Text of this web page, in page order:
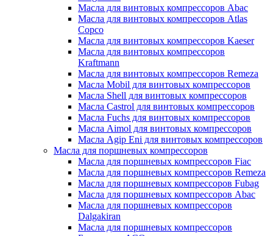
Масла для винтовых компрессоров Abac
Масла для винтовых компрессоров Atlas
Copco
Масла для винтовых компрессоров Kaeser
Масла для винтовых компрессоров
Kraftmann
Масла для винтовых компрессоров Remeza
Масла Mobil для винтовых компрессоров
Масла Shell для винтовых компрессоров
Масла Castrol для винтовых компрессоров
Масла Fuchs для винтовых компрессоров
Масла Aimol для винтовых компрессоров
Масла Agip Eni для винтовых компрессоров
Масла для поршневых компрессоров
Масла для поршневых компрессоров Fiac
Масла для поршневых компрессоров Remeza
Масла для поршневых компрессоров Fubag
Масла для поршневых компрессоров Abac
Масла для поршневых компрессоров
Dalgakiran
Масла для поршневых компрессоров